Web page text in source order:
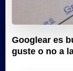
Googlear es
guste o no a